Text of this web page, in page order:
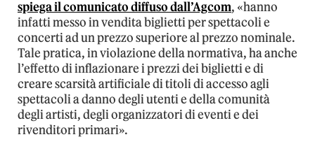
spiega il comunicato diffuso dall’Agcom, «hanno
infatti messo in vendita biglietti per spettacoli e
concerti ad un prezzo superiore al prezzo nominale.
Tale pratica, in violazione della normativa, ha anche
l’effetto di inflazionare i prezzi dei biglietti e di
creare scarsità artificiale di titoli di accesso agli
spettacoli a danno degli utenti e della comunità
degli artisti, degli organizzatori di eventi e dei
rivenditori primari».